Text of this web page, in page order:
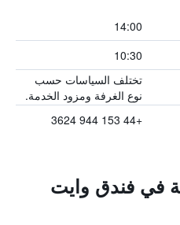
14:00
10:30
تختلف السياسات حسب
نوع الغرفة ومزود الخدمة.
+44 153 944 3624
في فندق وايت